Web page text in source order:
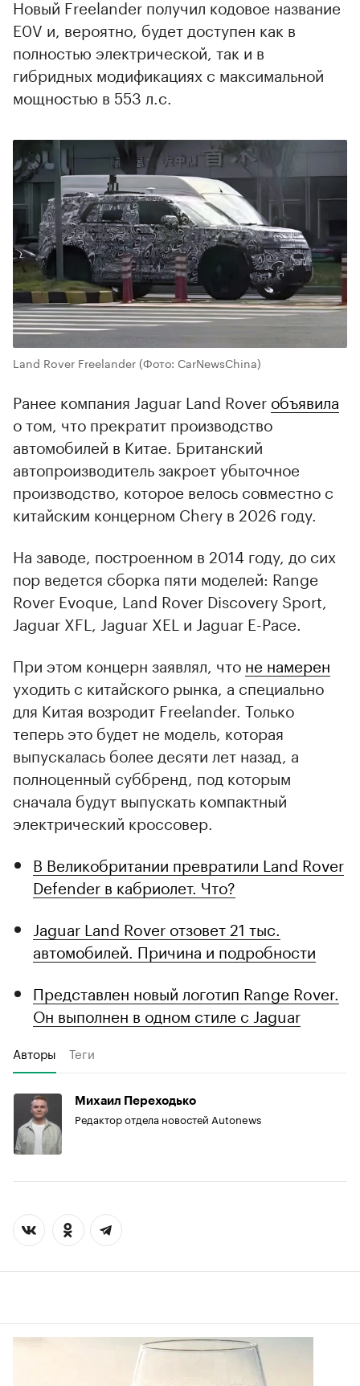
00:00 / 00:00
Новый Freelander получил кодовое название
E0V и, вероятно, будет доступен как в
полностью электрической, так и в
гибридных модификациях с максимальной
мощностью в 553 л.с.
Land Rover Freelander(Фото: CarNewsChina)
Ранее компания Jaguar Land Rover объявила
о том, что прекратит производство
автомобилей в Китае. Британский
автопроизводитель закроет убыточное
производство, которое велось совместно с
китайским концерном Chery в 2026 году.
На заводе, построенном в 2014 году, до сих
пор ведется сборка пяти моделей: Range
Rover Evoque, Land Rover Discovery Sport,
Jaguar XFL, Jaguar XEL и Jaguar E-Pace.
При этом концерн заявлял, что не намерен
уходить с китайского рынка, а специально
для Китая возродит Freelander. Только
теперь это будет не модель, которая
выпускалась более десяти лет назад, а
полноценный суббренд, под которым
сначала будут выпускать компактный
электрический кроссовер.
В Великобритании превратили Land Rover
Defender в кабриолет. Что?
Jaguar Land Rover отзовет 21 тыс.
автомобилей. Причина и подробности
Представлен новый логотип Range Rover.
Он выполнен в одном стиле с Jaguar
Авторы Теги
Михаил Переходько
Редактор отдела новостей Autonews